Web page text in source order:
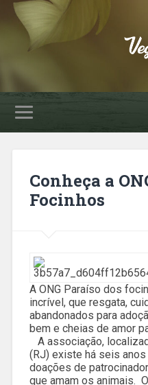
Conheça a
Focinhos
A ONG Paraíso dos
incrível, que resgata,
abandonados para
bem e cheias de amor
A associação,
(RJ) existe há seis
doações de
que amam os animais.